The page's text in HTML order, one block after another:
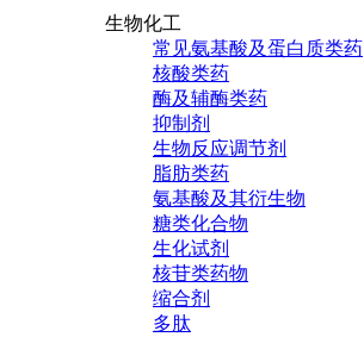
生物化工
常见氨基酸及蛋白质类药
核酸类药
酶及辅酶类药
抑制剂
生物反应调节剂
脂肪类药
氨基酸及其衍生物
糖类化合物
生化试剂
核苷类药物
缩合剂
多肽